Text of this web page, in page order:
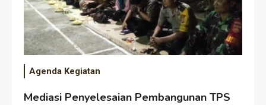
Agenda Kegiatan
Mediasi Penyelesaian Pembangunan TPS